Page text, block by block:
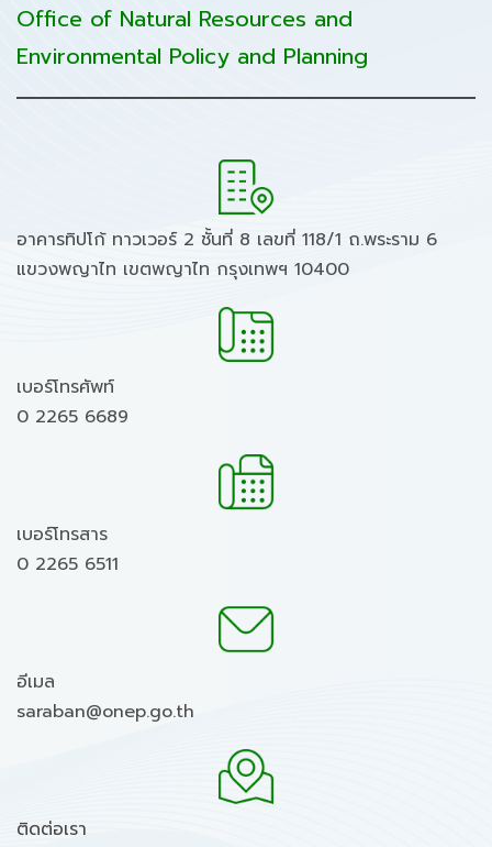
Office of Natural Resources and
Environmental Policy and Planning
อาคารทิปโก้ ทาวเวอร์ 2 ชั้นที่ 8 เลขที่ 118/1 ถ.พระราม 6
แขวงพญาไท เขตพญาไท กรุงเทพฯ 10400
เบอร์โทรศัพท์
0 2265 6689
เบอร์โทรสาร
0 2265 6511
อีเมล
saraban@onep.go.th
ติดต่อเรา